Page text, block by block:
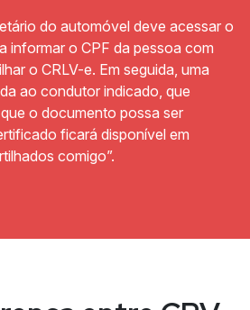
do automóvel deve acessar o
informar o CPF da pessoa com
o CRLV-e. Em seguida, uma
ao condutor indicado, que
o documento possa ser
ficará disponível em
comigo”.